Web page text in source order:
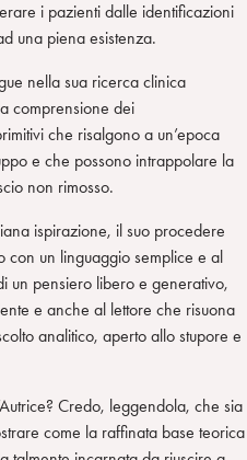
i pazienti dalle identificazioni
una piena esistenza.
nella sua ricerca clinica
comprensione dei
che risalgono a un’epoca
e che possono intrappolare la
non rimosso.
ispirazione, il suo procedere
con un linguaggio semplice e al
un pensiero libero e generativo,
e anche al lettore che risuona
analitico, aperto allo stupore e
Credo, leggendola, che sia
come la raffinata base teorica